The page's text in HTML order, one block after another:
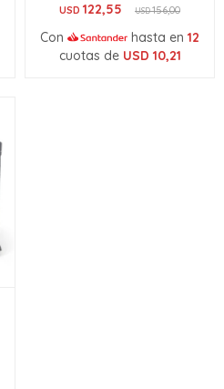
USD 122,55 USD156,00
Con hasta en 12
cuotas de USD 10,21